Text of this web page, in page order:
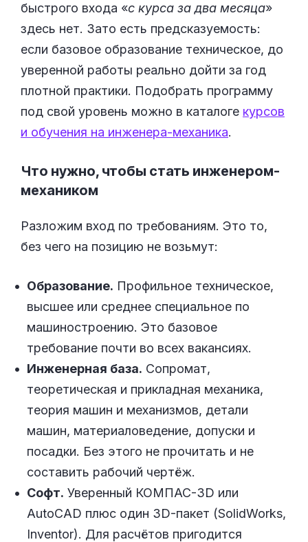
быстрого входа «с курса за два месяца»
здесь нет. Зато есть предсказуемость:
если базовое образование техническое, до
уверенной работы реально дойти за год
плотной практики. Подобрать программу
под свой уровень можно в каталоге курсов
и обучения на инженера-механика.
Что нужно, чтобы стать инженером-
механиком
Разложим вход по требованиям. Это то,
без чего на позицию не возьмут:
Образование. Профильное техническое,
высшее или среднее специальное по
машиностроению. Это базовое
требование почти во всех вакансиях.
Инженерная база. Сопромат,
теоретическая и прикладная механика,
теория машин и механизмов, детали
машин, материаловедение, допуски и
посадки. Без этого не прочитать и не
составить рабочий чертёж.
Софт. Уверенный КОМПАС-3D или
AutoCAD плюс один 3D-пакет (SolidWorks,
Inventor). Для расчётов пригодится